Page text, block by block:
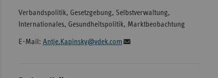
Verbandspolitik, Gesetzgebung, Selbstverwaltung,
Internationales, Gesundheitspolitik, Marktbeobachtung
E-Mail: Antje.Kapinsky@vdek.com